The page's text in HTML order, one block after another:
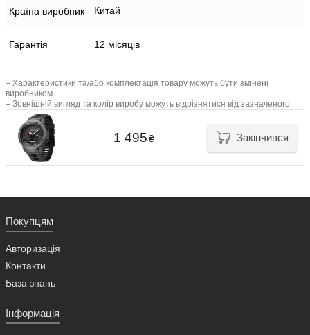
Країна виробник Китай
Гарантія 12 місяців
– Характеристики та/або комплектація товару можуть бути змінені
виробником
– Зовнішній вигляд та колір виробу можуть відрізнятися від зазначеного
1 495₴ Закінчився
Покупцям
Авторизація
Контакти
База знань
Інформація